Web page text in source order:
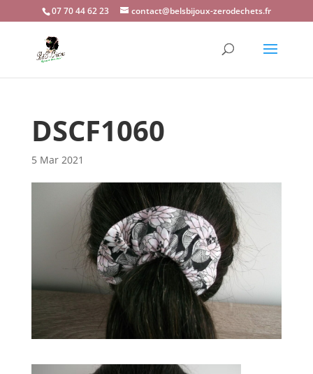
07 70 44 62 23 contact@belsbijoux-zerodechets.fr
DSCF1060
5 Mar 2021